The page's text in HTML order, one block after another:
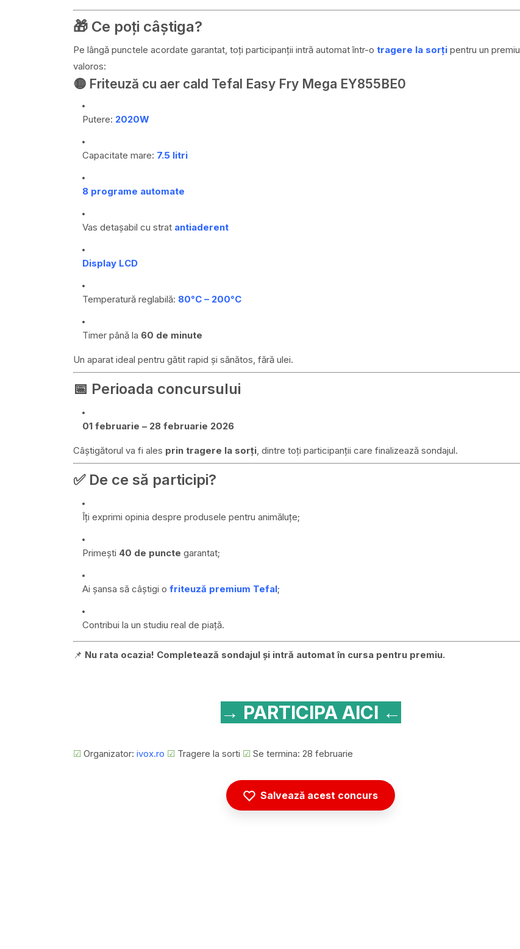
🎁 Ce poți câștiga?
Pe lângă punctele acordate garantat, toți participanții intră automat într-o tragere la sorțipentru un premiu
valoros:
🟡 Friteuză cu aer cald Tefal Easy Fry Mega EY855BE0
Putere: 2020W
Capacitate mare: 7.5 litri
8 programe automate
Vas detașabil cu strat antiaderent
Display LCD
Temperatură reglabilă: 80°C – 200°C
Timer până la 60 de minute
Un aparat ideal pentru gătit rapid și sănătos, fără ulei.
📅 Perioada concursului
01 februarie – 28 februarie 2026
Câștigătorul va fi ales prin tragere la sorți, dintre toți participanții care finalizează sondajul.
✅ De ce să participi?
Îți exprimi opinia despre produsele pentru animăluțe;
Primești 40 de puncte garantat;
Ai șansa să câștigi o friteuză premium Tefal;
Contribui la un studiu real de piață.
📌 Nu rata ocazia! Completează sondajul și intră automat în cursa pentru premiu.
→ PARTICIPA AICI ←
☑ Organizator: ivox.ro ☑ Tragere la sorti ☑ Se termina: 28 februarie
Salvează acest concurs